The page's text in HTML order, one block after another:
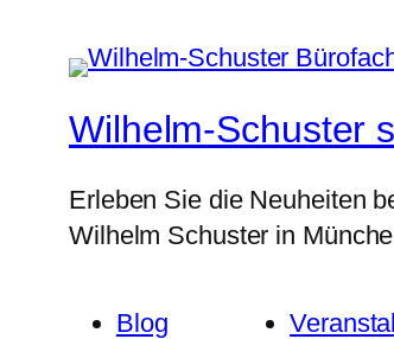
Wilhelm-Schuster
Erleben Sie die Neuheiten
Wilhelm Schuster in
Blog